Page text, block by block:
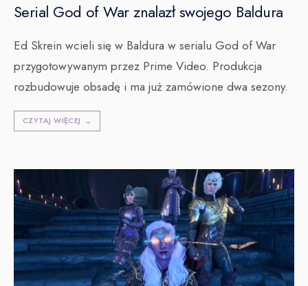
Serial God of War znalazł swojego Baldura
Ed Skrein wcieli się w Baldura w serialu God of War
przygotowywanym przez Prime Video. Produkcja
rozbudowuje obsadę i ma już zamówione dwa sezony.
CZYTAJ WIĘCEJ →